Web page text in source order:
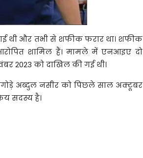
थी और तभी से शफीक फरार था। शफीक
शामिल हैं। मामले में एनआइए दो
2023 को दाखिल की गई थी।
अब्दुल नसीर को पिछले साल अक्टूबर
सदस्य है।